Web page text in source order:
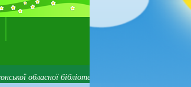
бібліотеки для дітей імені Дніпрової Чайки!